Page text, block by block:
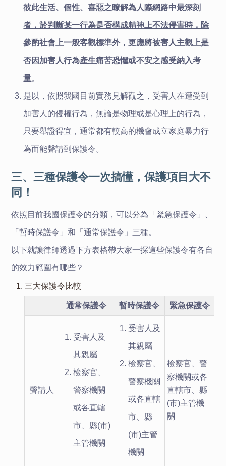
彼此生活、個性、喜惡之瞭解為人際網路中最深刻
者，於判斷某一行為是否構成精神上不法侵害時，除
參酌社會上一般客觀標準外，更應將被害人主觀上是
否因加害人行為產生痛苦恐懼或不安之感受納入考
量。
是以，依照我國目前實務見解觀之，受害人在遭受到
加害人的侵權行為，無論是物理或是心理上的行為，
只要舉證得宜，通常都有較高的機會成立家庭暴力行
為而能聲請到保護令。
三、三種保護令一次搞懂，保護項目大不
同！
依照目前我國保護令的分類，可以分為「緊急保護令」、
「暫時保護令」和「通常保護令」三種。
以下就讓律師透過下方表格帶大家一探這些保護令有各自
的效力範圍有哪些？
1. 三大保護令比較
通常保護令 暫時保護令 緊急保護令
聲請人
受害人及
其親屬
檢察官、
警察機關
或各直轄
市、縣(市)
主管機關
受害人及
其親屬
檢察官、
警察機關
或各直轄
市、縣
(市)主管
機關
檢察官、警
察機關或各
直轄市、縣
(市)主管機
關